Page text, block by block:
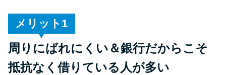
得した話
最速！最短40分で借りられるカ
ードローン
メリット
周りにばれにくい＆銀行だからこそ
抵抗なく借りている人が多い